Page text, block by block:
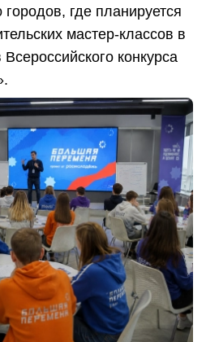
где планируется
мастер-классов в
конкурса